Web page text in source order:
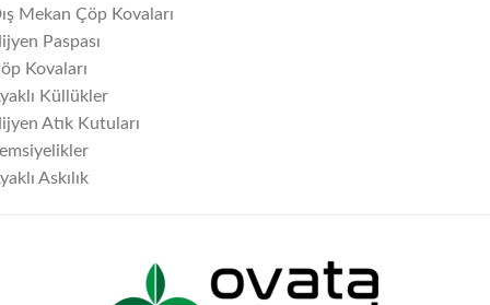
Mekan Çöp Kovaları
Paspası
Kovaları
Küllükler
Atık Kutuları
Askılık